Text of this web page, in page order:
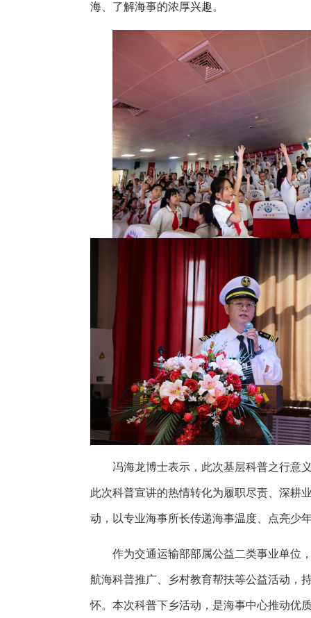
海、 了解海事的浓厚兴趣。
冯海龙博士表示，此次基层科普之行意
此次科普宣讲的热情转化为履职尽责、 深耕
动，以专业海事所长传递海事温度、点亮少
作为交通运输部部属公益二类事业单位
航海科普推广 乡村教育帮扶等公益活动，
怀。 本次科普下乡活动 ，是海事中心推动优